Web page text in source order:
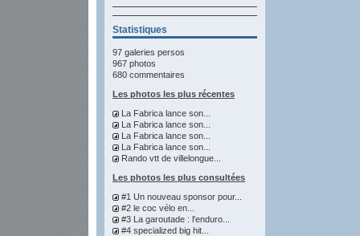
Statistiques
97 galeries persos
967 photos
680 commentaires
Les photos les plus récentes
La Fabrica lance son...
La Fabrica lance son...
La Fabrica lance son...
La Fabrica lance son...
Rando vtt de villelongue...
Les photos les plus consultées
#1 Un nouveau sponsor pour...
#2 le coc vélo en...
#3 La garoutade : l'enduro...
#4 specialized big hit...